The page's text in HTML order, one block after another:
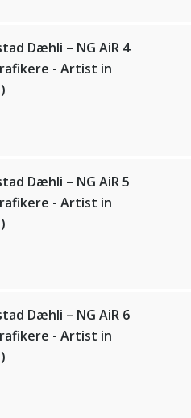
Dæhli – NG AiR 4
- Artist in
Dæhli – NG AiR 5
- Artist in
Dæhli – NG AiR 6
- Artist in